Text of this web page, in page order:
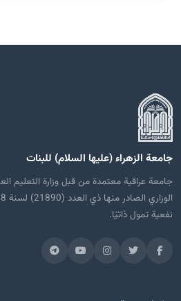
جامعة الزهراء (عليها السلام) للبنات
جامعة عراقية معتمدة من قبل وزارة التعليم
نفعية تمول ذاتيًا.